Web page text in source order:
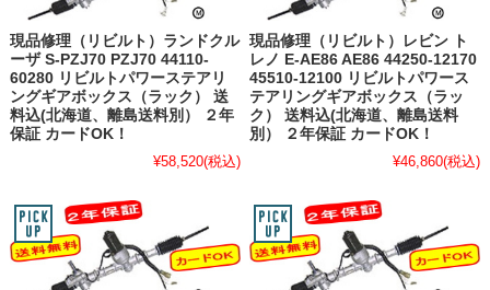
現品修理（リビルト）ランドクル
ーザ S-PZJ70 PZJ70 44110-
60280 リビルトパワーステアリ
ングギアボックス（ラック） 送
料込(北海道、離島送料別） ２年
保証 カードOK！
¥58,520(税込)
現品修理（リビルト）レビン ト
レノ E-AE86 AE86 44250-12170
45510-12100 リビルトパワース
テアリングギアボックス（ラッ
ク） 送料込(北海道、離島送料
別） ２年保証 カードOK！
¥46,860(税込)